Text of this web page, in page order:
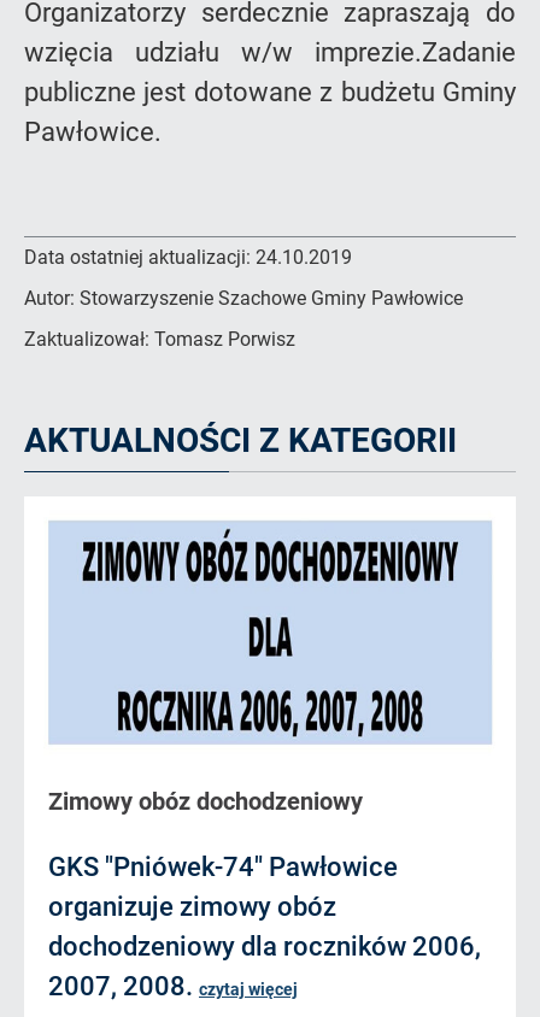
Organizatorzy serdecznie zapraszają do
wzięcia udziału w/w imprezie.Zadanie
publiczne jest dotowane z budżetu Gminy
Pawłowice.
Data ostatniej aktualizacji: 24.10.2019
Autor: Stowarzyszenie Szachowe Gminy Pawłowice
Zaktualizował: Tomasz Porwisz
AKTUALNOŚCI Z KATEGORII
Zimowy obóz dochodzeniowy
GKS "Pniówek-74" Pawłowice
organizuje zimowy obóz
dochodzeniowy dla roczników 2006,
2007, 2008. czytaj więcej